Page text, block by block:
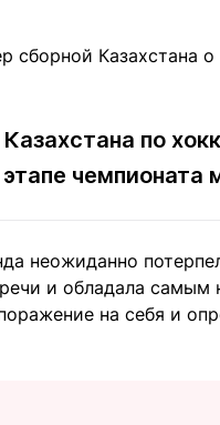
Контакты редакции
(700) 3 888 188
по
чемпионата
неожиданно
и обладала самым
на себя и